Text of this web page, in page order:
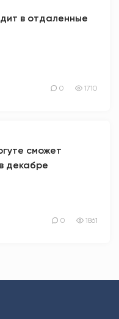
в отдаленные
0 1710
сможет
декабре
0 1861